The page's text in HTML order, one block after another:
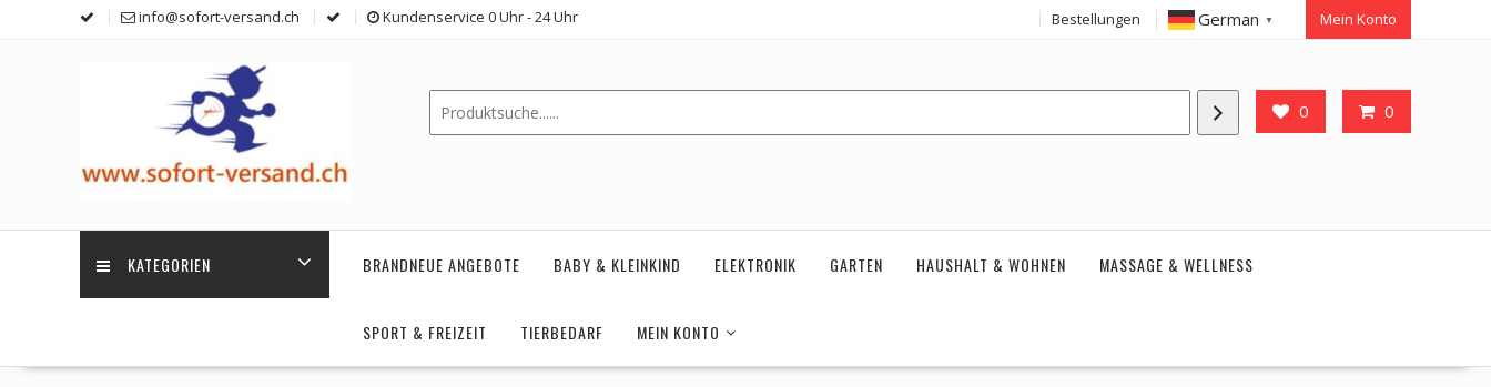
info@sofort-versand.ch Kundenservice 0 Uhr - 24 Uhr Bestellungen German ▼ Mein Konto
0 0
KATEGORIEN BRANDNEUE ANGEBOTE BABY & KLEINKIND ELEKTRONIK GARTEN HAUSHALT & WOHNEN MASSAGE & WELLNESS
SPORT & FREIZEIT TIERBEDARF MEIN KONTO